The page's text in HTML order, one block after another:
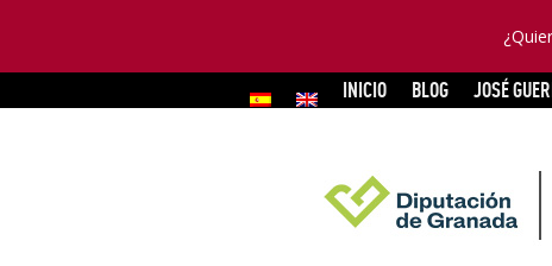
INICIO BLOG JOSÉ